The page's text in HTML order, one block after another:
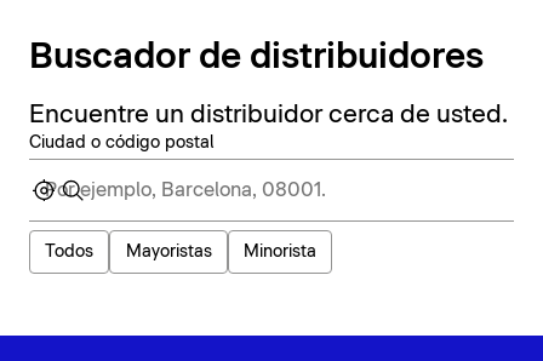
Buscador de distribuidores
Encuentre un distribuidor cerca de usted.
Ciudad o código postal
Todos Mayoristas Minorista